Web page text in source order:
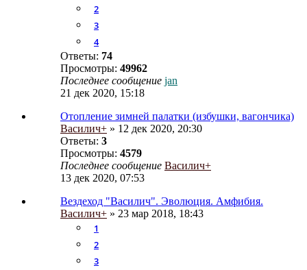
2
3
4
Ответы: 74
Просмотры: 49962
Последнее сообщение jan
21 дек 2020, 15:18
Отопление зимней палатки (избушки, вагончика)
Василич+ » 12 дек 2020, 20:30
Ответы: 3
Просмотры: 4579
Последнее сообщение Василич+
13 дек 2020, 07:53
Вездеход "Василич". Эволюция. Амфибия.
Василич+ » 23 мар 2018, 18:43
1
2
3